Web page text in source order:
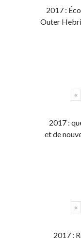
2017 :
Outer
«
2017 :
et de
«
2017 :